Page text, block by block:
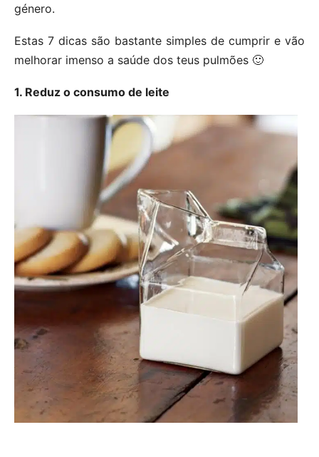
género.
Estas 7 dicas são bastante simples de cumprir e vão
melhorar imenso a saúde dos teus pulmões 🙂
1. Reduz o consumo de leite